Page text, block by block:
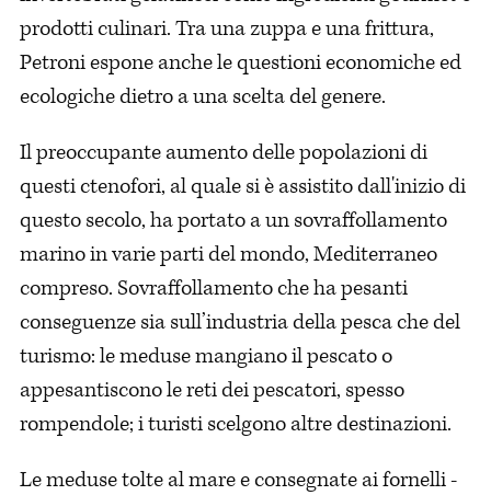
prodotti culinari. Tra una zuppa e una frittura,
Petroni espone anche le questioni economiche ed
ecologiche dietro a una scelta del genere.
Il preoccupante aumento delle popolazioni di
questi ctenofori, al quale si è assistito dall'inizio di
questo secolo, ha portato a un sovraffollamento
marino in varie parti del mondo, Mediterraneo
compreso. Sovraffollamento che ha pesanti
conseguenze sia sull’industria della pesca che del
turismo: le meduse mangiano il pescato o
appesantiscono le reti dei pescatori, spesso
rompendole; i turisti scelgono altre destinazioni.
Le meduse tolte al mare e consegnate ai fornelli -